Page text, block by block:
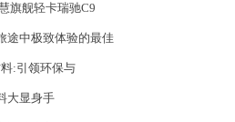
旗舰轻卡瑞驰C9
途中极致体验的最佳
:引领环保与
大显身手